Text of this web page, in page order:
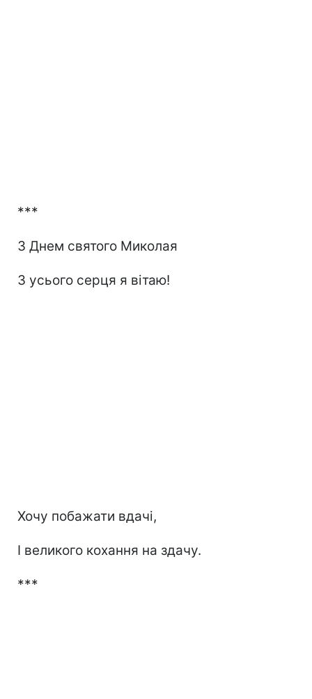
***
З Днем святого Миколая
З усього серця я вітаю!
Хочу побажати вдачі,
І великого кохання на здачу.
***